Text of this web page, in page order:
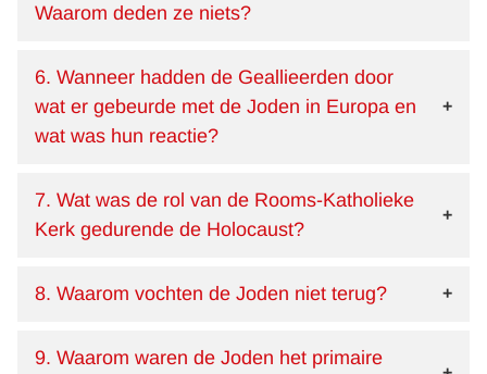
Waarom deden ze niets?
6. Wanneer hadden de Geallieerden door
wat er gebeurde met de Joden in Europa en
wat was hun reactie?
7. Wat was de rol van de Rooms-Katholieke
Kerk gedurende de Holocaust?
8. Waarom vochten de Joden niet terug?
9. Waarom waren de Joden het primaire